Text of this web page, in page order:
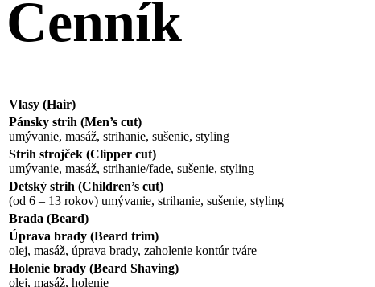
Cenník
Vlasy (Hair)
Pánsky strih (Men’s cut)
umývanie, masáž, strihanie, sušenie, styling
Strih strojček (Clipper cut)
umývanie, masáž, strihanie/fade, sušenie, styling
Detský strih (Children’s cut)
(od 6 – 13 rokov) umývanie, strihanie, sušenie, styling
Brada (Beard)
Úprava brady (Beard trim)
olej, masáž, úprava brady, zaholenie kontúr tváre
Holenie brady (Beard Shaving)
olej, masáž, holenie